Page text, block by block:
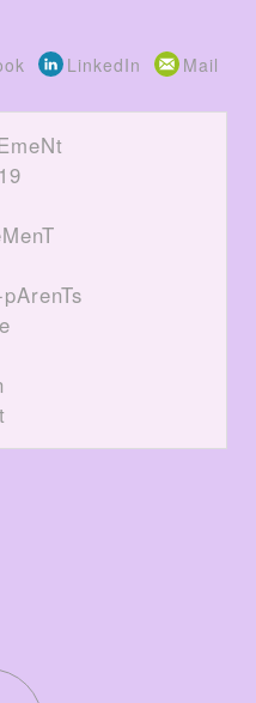
LinkedIn Mail